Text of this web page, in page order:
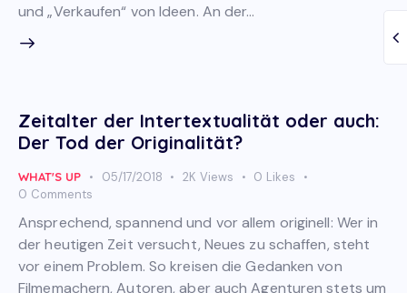
und „Verkaufen“ von Ideen. An der…
Zeitalter der Intertextualität oder auch:
Der Tod der Originalität?
WHAT'S UP 05/17/2018 2K Views 0 Likes
0 Comments
Ansprechend, spannend und vor allem originell: Wer in
der heutigen Zeit versucht, Neues zu schaffen, steht
vor einem Problem. So kreisen die Gedanken von
Filmemachern, Autoren, aber auch Agenturen stets um